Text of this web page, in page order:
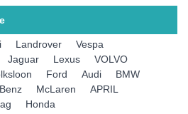
Landrover
Vespa
Jaguar Lexus
VOLVO
Ford Audi
BMW
McLaren
APRIL
Honda